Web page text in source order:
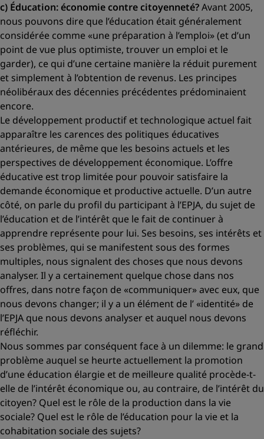
c) Éducation: économie contre citoyenneté?Avant 2005,
nous pouvons dire que l’éducation était généralement
considérée comme«une préparation à l’emploi»(et d’un
point de vue plus optimiste, trouver un emploi et le
garder), ce qui d’une certaine manière la réduit purement
et simplement à l’obtention de revenus. Les principes
néolibéraux des décennies précédentes prédominaient
encore.
Le développement productif et technologique actuel fait
apparaître les carences des politiques éducatives
antérieures, de même que les besoins actuels et les
perspectives de développement économique. L’offre
éducative est trop limitée pour pouvoir satisfaire la
demande économique et productive actuelle. D’un autre
côté, on parle du profil du participant à l’EPJA, du sujet de
l’éducation et de l’intérêt que le fait de continuer à
apprendre représente pour lui. Ses besoins, ses intérêts et
ses problèmes, qui se manifestent sous des formes
multiples, nous signalent des choses que nous devons
analyser. Il y a certainement quelque chose dans nos
offres, dans notre façon de«communiquer»avec eux, que
nous devons changer; il y a un élément de l’«identité» de
l’EPJA que nous devons analyser et auquel nous devons
réfléchir.
Nous sommes par conséquent face à un dilemme: le grand
problème auquel se heurte actuellement la promotion
d’une éducation élargie et de meilleure qualité procède-t-
elle de l’intérêt économique ou, au contraire, de l’intérêt du
citoyen? Quel est le rôle de la production dans la vie
sociale? Quel est le rôle de l’éducation pour la vie et la
cohabitation sociale des sujets?